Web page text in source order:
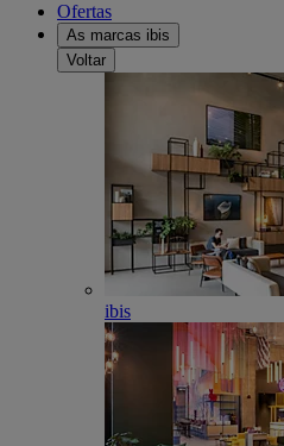
Ofertas
As marcas ibis
Voltar
ibis